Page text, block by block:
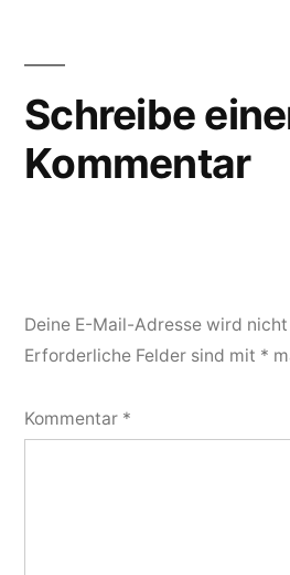
Schreibe
Kommentar
Deine E-Mail-Adresse wird
Erforderliche Felder sind mit *
Kommentar *